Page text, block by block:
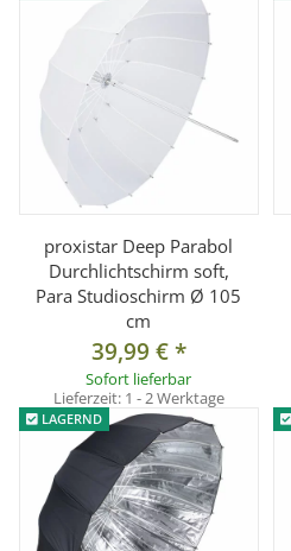
proxistar Deep Parabol
Durchlichtschirm soft,
Para Studioschirm Ø 105
cm
39,99 €*
Sofort lieferbar
Lieferzeit: 1 - 2 Werktage
LAGERND